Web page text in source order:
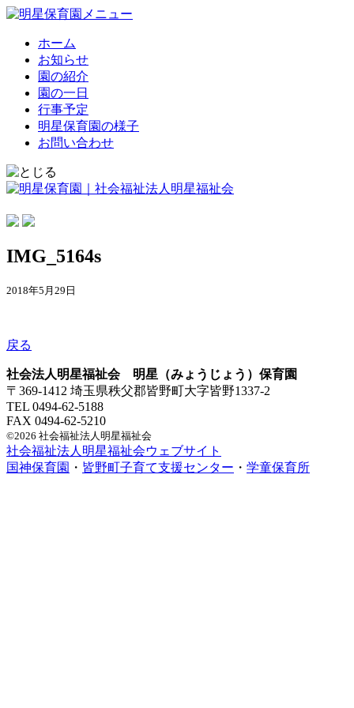
ホーム
お知らせ
園の紹介
園の一日
行事予定
明星保育園の様子
お問い合わせ
IMG_5164s
2018年5月29日
戻る
社会法人明星福祉会 明星（みょうじょう）保育園
〒369-1412 埼玉県秩父郡皆野町大字皆野1337-2
TEL 0494-62-5188
FAX 0494-62-5210
©2026 社会福祉法人明星福祉会
社会福祉法人明星福祉会ウェブサイト
国神保育園 ・ 皆野町子育て支援センター ・ 学童保育所